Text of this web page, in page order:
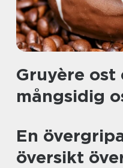
Gruyère ost
mångsidig
En
översikt